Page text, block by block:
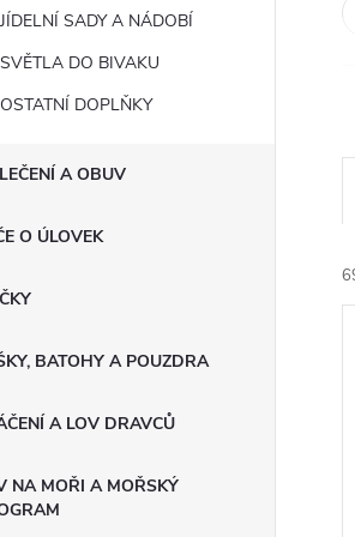
JÍDELNÍ SADY A NÁDOBÍ
SVĚTLA DO BIVAKU
OSTATNÍ DOPLŇKY
A OBUV
O ÚLOVEK
BATOHY A POUZDRA
A LOV DRAVCŮ
NA MOŘI A MOŘSKÝ
a